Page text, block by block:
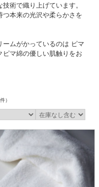
術で織り上げています。
本来の光沢や柔らかさを
ムがかっているのは ピマ
ピマ綿の優しい肌触りをお
）